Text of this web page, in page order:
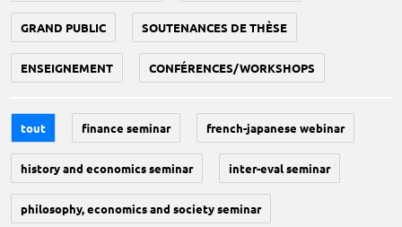
GRAND PUBLIC SOUTENANCES DE THÈSE
ENSEIGNEMENT CONFÉRENCES/WORKSHOPS
tout finance seminar french-japanese webinar
history and economics seminar inter-eval seminar
philosophy, economics and society seminar